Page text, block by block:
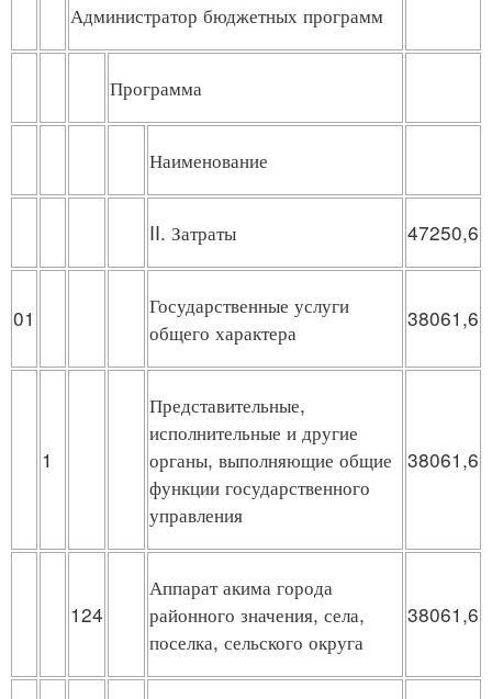
Администратор бюджетных программ
Программа
Наименование
II. Затраты 47250,6
01
Государственные услуги
общего характера
38061,6
1
Представительные,
исполнительные и другие
органы, выполняющие общие
функции государственного
управления
38061,6
124
Аппарат акима города
районного значения, села,
поселка, сельского округа
38061,6